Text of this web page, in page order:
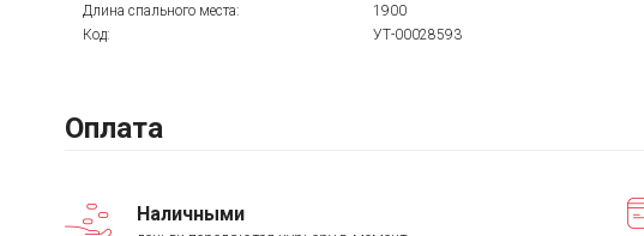
Длина спального места:
1900
Код:
УТ-00028593
Оплата
Наличными